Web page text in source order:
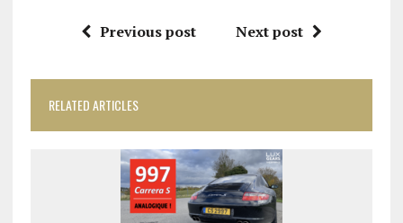
Previous post Next post
RELATED ARTICLES